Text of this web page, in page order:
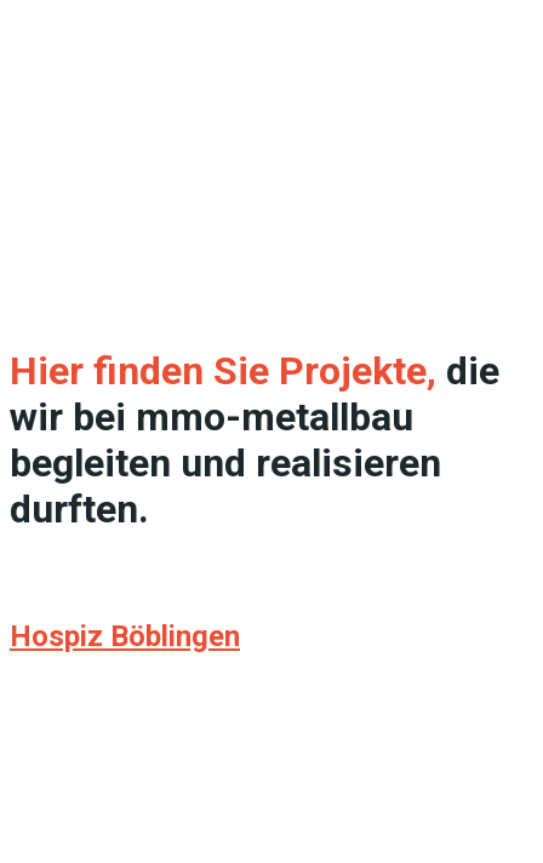
Hier finden Sie Projekte, die
wir bei mmo-metallbau
begleiten und realisieren
durften.
Hospiz Böblingen